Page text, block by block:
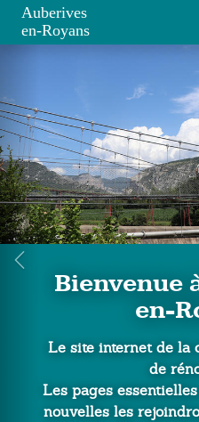
Auberives
en-Royans
à Auberives-
la commune est en cours
restent accessibles, de
dans les prochaines
Panneau de gestion des cookies